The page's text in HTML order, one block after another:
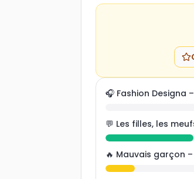
🎧 Fashion Designa
💬 Les filles, les
🔥 Mauvais garçon